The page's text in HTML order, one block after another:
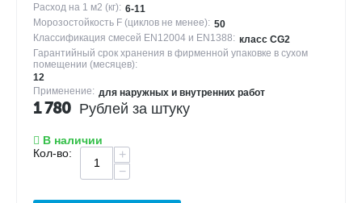
Расход на 1 м2 (кг): 6-11
Морозостойкость F (циклов не менее): 50
Классификация смесей EN12004 и EN1388: класс CG2
Гарантийный срок хранения в фирменной упаковке в сухом
помещении (месяцев):
12
Применение: для наружных и внутренних работ
1 780 Рублей за штуку
В наличии
Кол-во:
+
−